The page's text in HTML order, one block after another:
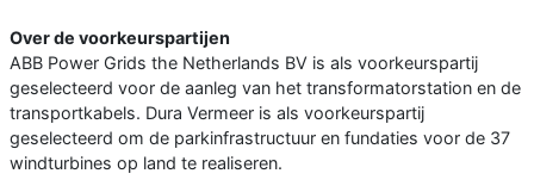
Over de voorkeurspartijen
ABB Power Grids the Netherlands BV is als voorkeurspartij
geselecteerd voor de aanleg van het transformatorstation en de
transportkabels. Dura Vermeer is als voorkeurspartij
geselecteerd om de parkinfrastructuur en fundaties voor de 37
windturbines op land te realiseren.